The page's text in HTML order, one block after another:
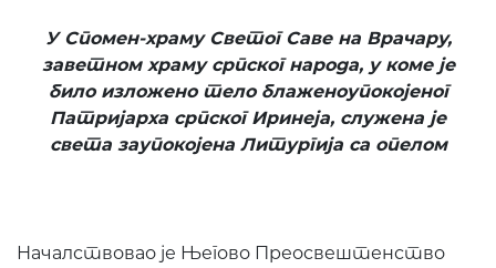
У Спомен-храму Светог Саве на Врачару,
заветном храму српског народа, у коме јe
било изложенo тeло блаженоупокојеног
Патријарха српског Иринеја, служена је
света заупокојена Литургија са опелом
Началствовао је Његово Преосвештенство